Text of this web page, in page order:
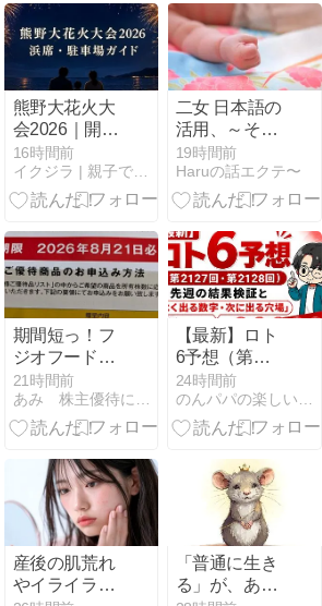
厳選紹介
分もらえる！
熊野大花火大
会2026｜開催
日・浜席・駐
車場と子連れ
ガイド【三
16時間前
イクジラ | 親子で楽しむ子育て育児情報サイト
二女 日本語の
活用、～そ
う、丁寧なこ
とば➡こわい
19時間前
Haruの話エクテ〜
期間短っ！フ
ジオフードグ
ループ本社よ
り優待案内到
着
21時間前
【最新】ロト
6予想（第
2127回・第
2128回）！先
週の結果検証
数字・次に出
る穴場」
24時間前
産後の肌荒れ
やイライラは
「普通に生き
る」が、あな